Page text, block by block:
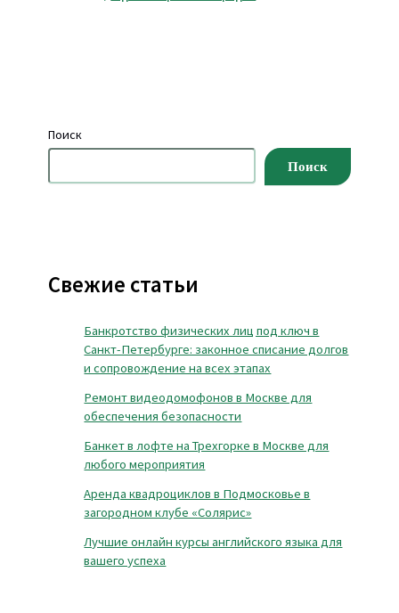
Поиск
Поиск
Свежие статьи
Банкротство физических лиц под ключ в
Санкт-Петербурге: законное списание долгов
и сопровождение на всех этапах
Ремонт видеодомофонов в Москве для
обеспечения безопасности
Банкет в лофте на Трехгорке в Москве для
любого мероприятия
Аренда квадроциклов в Подмосковье в
загородном клубе «Солярис»
Лучшие онлайн курсы английского языка для
вашего успеха